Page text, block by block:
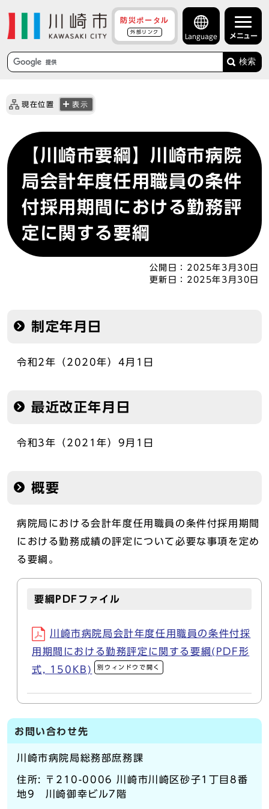
防災ポータル
外部リンク
Language メニュー
検索
現在位置 表示
【川崎市要綱】川崎市病院
局会計年度任用職員の条件
付採用期間における勤務評
定に関する要綱
公開日： 2025年3月30日
更新日： 2025年3月30日
制定年月日
令和2年（2020年）4月1日
最近改正年月日
令和3年（2021年）9月1日
概要
病院局における会計年度任用職員の条件付採用期間
における勤務成績の評定について必要な事項を定め
る要綱。
要綱PDFファイル
川崎市病院局会計年度任用職員の条件付採
用期間における勤務評定に関する要綱(PDF形
式, 150KB)
別ウィンドウで開く
お問い合わせ先
川崎市病院局総務部庶務課
住所: 〒210-0006 川崎市川崎区砂子1丁目8番
地9 川崎御幸ビル7階